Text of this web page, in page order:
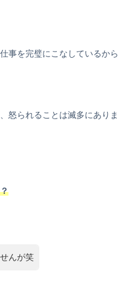
事を完璧にこなしているから
怒られることは滅多にありま
んが笑